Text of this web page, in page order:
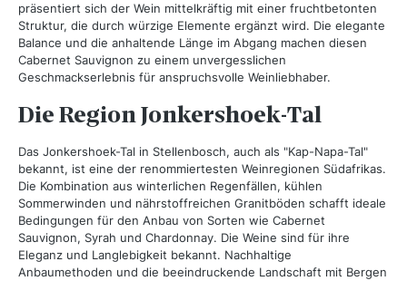
präsentiert sich der Wein mittelkräftig mit einer fruchtbetonten
Struktur, die durch würzige Elemente ergänzt wird. Die elegante
Balance und die anhaltende Länge im Abgang machen diesen
Cabernet Sauvignon zu einem unvergesslichen
Geschmackserlebnis für anspruchsvolle Weinliebhaber.
Die Region Jonkershoek-Tal
Das Jonkershoek-Tal in Stellenbosch, auch als "Kap-Napa-Tal"
bekannt, ist eine der renommiertesten Weinregionen Südafrikas.
Die Kombination aus winterlichen Regenfällen, kühlen
Sommerwinden und nährstoffreichen Granitböden schafft ideale
Bedingungen für den Anbau von Sorten wie Cabernet
Sauvignon, Syrah und Chardonnay. Die Weine sind für ihre
Eleganz und Langlebigkeit bekannt. Nachhaltige
Anbaumethoden und die beeindruckende Landschaft mit Bergen